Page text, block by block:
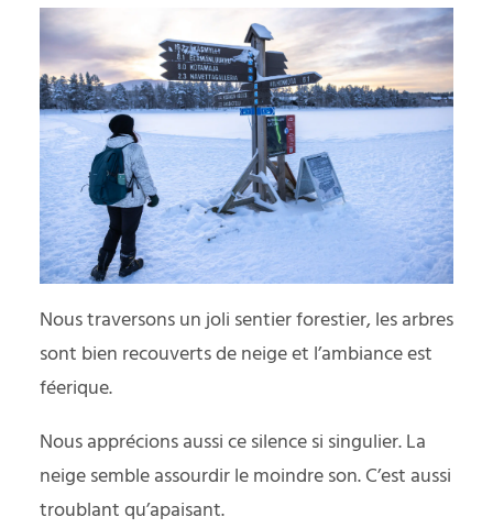
Nous traversons un joli sentier forestier, les arbres
sont bien recouverts de neige et l’ambiance est
féerique.
Nous apprécions aussi ce silence si singulier. La
neige semble assourdir le moindre son. C’est aussi
troublant qu’apaisant.